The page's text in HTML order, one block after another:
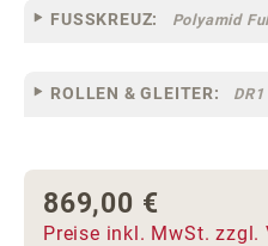
FUSSKREUZ:
ROLLEN & GLEITER:
Regulärer Preis:
869,00 €
Preise inkl. MwSt. zzgl.